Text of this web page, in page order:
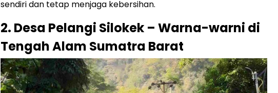
sendiri dan tetap menjaga kebersihan.
2. Desa Pelangi Silokek – Warna-warni di
Tengah Alam Sumatra Barat